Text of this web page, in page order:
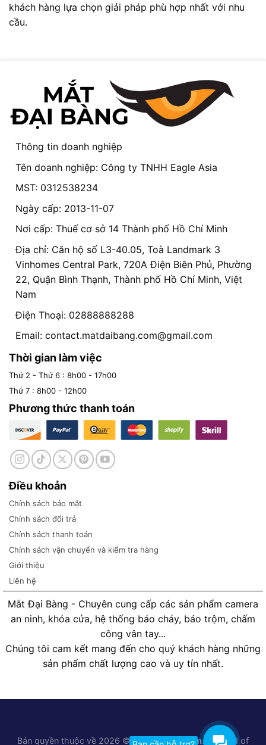
khách hàng lựa chọn giải pháp phù hợp nhất với nhu
cầu.
Thông tin doanh nghiệp
Tên doanh nghiệp: Công ty TNHH Eagle Asia
MST: 0312538234
Ngày cấp: 2013-11-07
Nơi cấp: Thuế cơ sở 14 Thành phố Hồ Chí Minh
Địa chỉ: Căn hộ số L3-40.05, Toà Landmark 3
Vinhomes Central Park, 720A Điện Biên Phủ, Phường
22, Quận Bình Thạnh, Thành phố Hồ Chí Minh, Việt
Nam
Điện Thoại: 02888888288
Email: contact.matdaibang.com@gmail.com
Thời gian làm việc
Thứ 2 - Thứ 6 : 8h00 - 17h00
Thứ 7 : 8h00 - 12h00
Phương thức thanh toán
Điều khoản
Chính sách bảo mật
Chính sách đổi trả
Chính sách thanh toán
Chính sách vận chuyển và kiểm tra hàng
Giới thiệu
Liên hệ
Mắt Đại Bàng - Chuyên cung cấp các sản phẩm camera
an ninh, khóa cửa, hệ thống báo cháy, báo trộm, chấm
công vân tay...
Chúng tôi cam kết mang đến cho quý khách hàng những
sản phẩm chất lượng cao và uy tín nhất.
Bản quyền thuộc về 2026 © Matdaibang.com. A brand of